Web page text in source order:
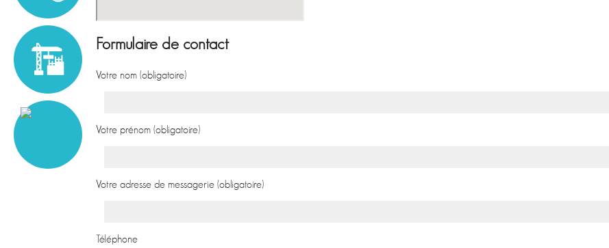
Formulaire de contact
Votre nom (obligatoire)
Votre prénom (obligatoire)
Votre adresse de messagerie (obligatoire)
Téléphone